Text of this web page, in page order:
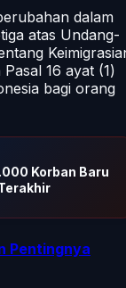
dalam
atas Undang-
16 ayat (1)
bagi orang
Korban Baru
Pentingnya